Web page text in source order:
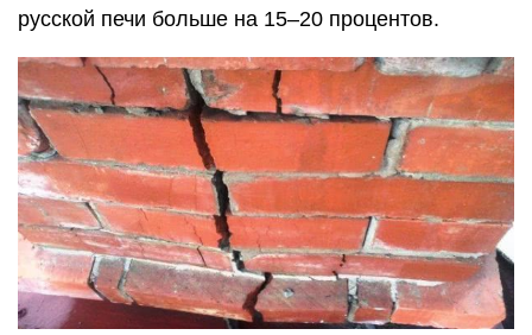
русской печи больше на 15–20 процентов.